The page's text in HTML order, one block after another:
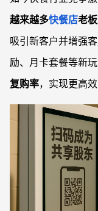
越来越多快餐店老
吸引新客户并增强
励、月卡套餐等新玩
复购率，实现更高